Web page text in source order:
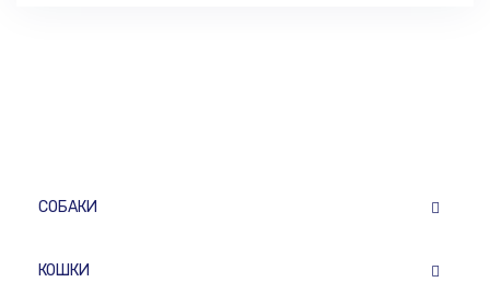
СОБАКИ
КОШКИ